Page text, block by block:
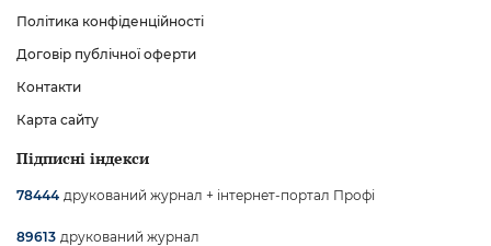
Політика конфіденційності
Договір публічної оферти
Контакти
Карта сайту
Підписні індекси
78444 друкований журнал + інтернет-портал Профі
89613 друкований журнал